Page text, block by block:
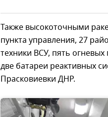
Также высокоточными
пункта управления, 27
техники ВСУ, пять
две батареи реактивных
Прасковиевки ДНР.